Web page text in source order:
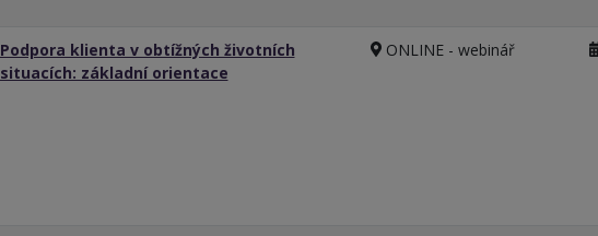
Podpora klienta v obtížných životních
situacích: základní orientace
ONLINE - webinář